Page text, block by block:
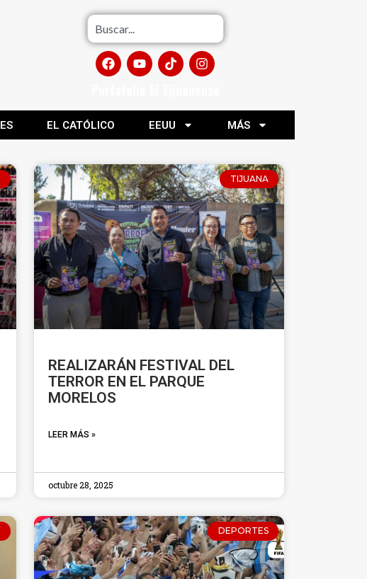
EL CATÓLICO EEUU MÁS
TIJUANA
REALIZARÁN FESTIVAL DEL
TERROR EN EL PARQUE
MORELOS
LEER MÁS »
octubre 28, 2025
DEPORTES